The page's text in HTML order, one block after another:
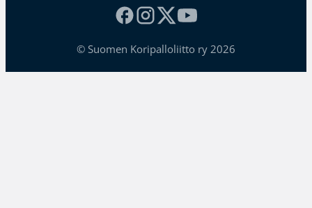
© Suomen Koripalloliitto ry 2026